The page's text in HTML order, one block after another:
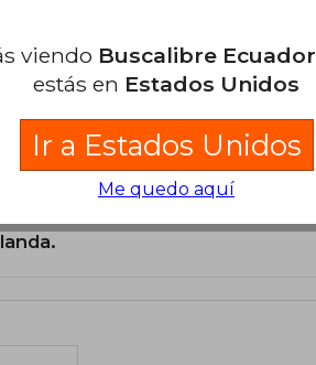
viendo Buscalibre Ecuador
estás en Estados Unidos
Ir a Estados Unidos
Me quedo aquí